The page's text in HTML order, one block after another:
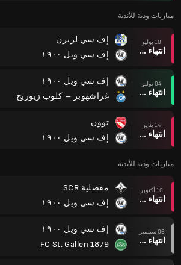
مباريات ودية للأندية
10 يوليو
انتهاء وقت المباراة
إف سي لزيرن
إف سي ويل ١٩٠٠
04 يوليو
انتهاء وقت المباراة
إف سي ويل ١٩٠٠
غراشهوبر – كلوب زيوريخ
14 يناير
انتهاء وقت المباراة
توون
إف سي ويل ١٩٠٠
مباريات ودية للأندية
10 أكتوبر
انتهاء وقت المباراة
مفصلية SCR
إف سي ويل ١٩٠٠
06 سبتمبر
انتهاء وقت المباراة
إف سي ويل ١٩٠٠
FC St. Gallen 1879